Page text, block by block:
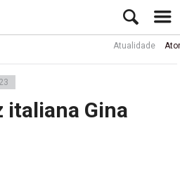
Atualidade Ator Rui
italiana Gina